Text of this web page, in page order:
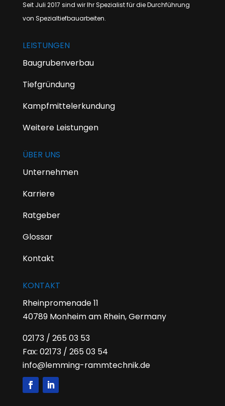
Seit Juli 2017 sind wir Ihr Spezialist für die Durchführung
von Spezialtiefbauarbeiten.
LEISTUNGEN
Baugrubenverbau
Tiefgründung
Kampfmittelerkundung
Weitere Leistungen
ÜBER UNS
Unternehmen
Karriere
Ratgeber
Glossar
Kontakt
KONTAKT
Rheinpromenade 11
40789 Monheim am Rhein, Germany
02173 / 265 03 53
Fax: 02173 / 265 03 54
info@lemming-rammtechnik.de